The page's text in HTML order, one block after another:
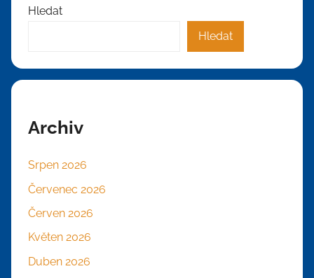
Hledat
Hledat
Archiv
Srpen 2026
Červenec 2026
Červen 2026
Květen 2026
Duben 2026